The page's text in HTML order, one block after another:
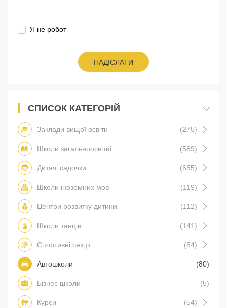
Я не робот
НАДІСЛАТИ
СПИСОК КАТЕГОРІЙ
Заклади вищої освіти (275)
Школи загальноосвітні (589)
Дитячі садочки (655)
Школи іноземних мов (119)
Центри розвитку дитини (112)
Школи танців (141)
Спортивні секції (84)
Автошколи (80)
Бізнес школи (5)
Курси (54)